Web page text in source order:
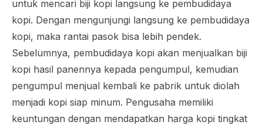
untuk mencari biji kopi langsung ke pembudidaya
kopi. Dengan mengunjungi langsung ke pembudidaya
kopi, maka rantai pasok bisa lebih pendek.
Sebelumnya, pembudidaya kopi akan menjualkan biji
kopi hasil panennya kepada pengumpul, kemudian
pengumpul menjual kembali ke pabrik untuk diolah
menjadi kopi siap minum. Pengusaha memiliki
keuntungan dengan mendapatkan harga kopi tingkat